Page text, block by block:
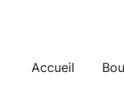
Accueil